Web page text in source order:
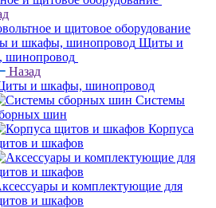
и щитовое оборудование
Щиты и
шинопровод
Назад
и шкафы, шинопровод
Системы
шин
Корпуса
и шкафов
и комплектующие для
и шкафов